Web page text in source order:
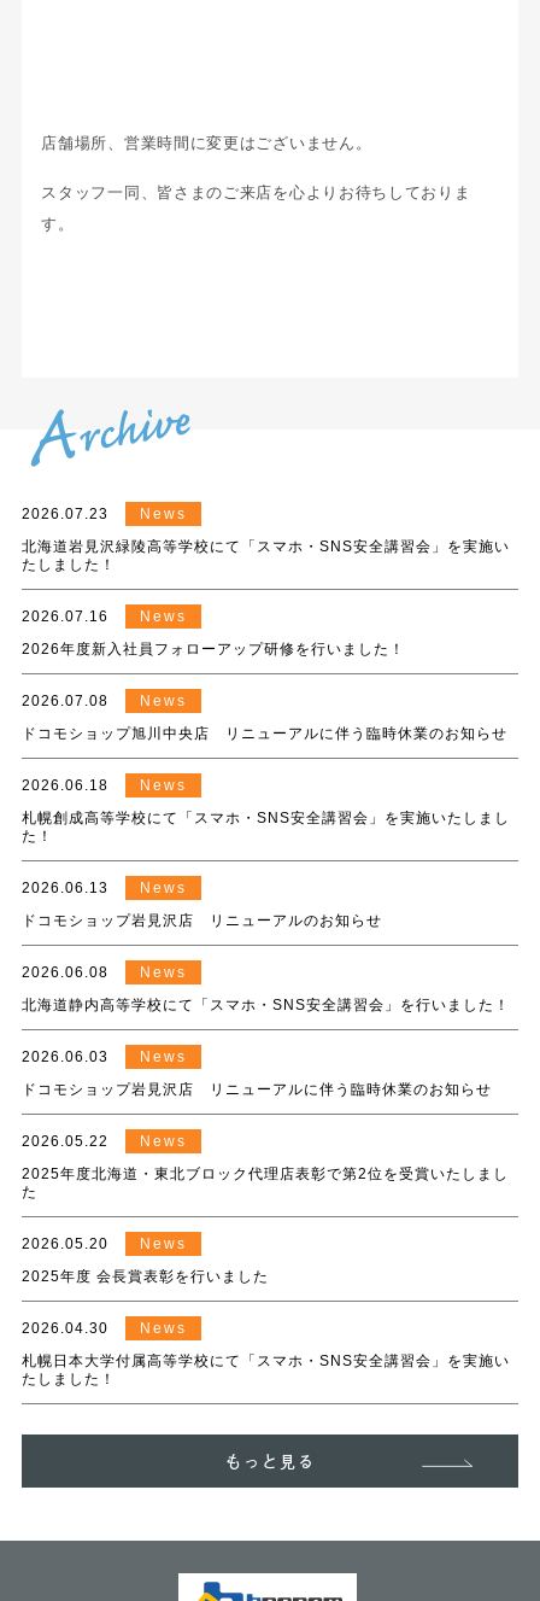
店舗場所、営業時間に変更はございません。
スタッフ一同、皆さまのご来店を心よりお待ちしておりま
す。
2026.07.23
News
北海道岩見沢緑陵高等学校にて「スマホ・SNS安全講習会」を実施い
たしました！
2026.07.16
News
2026年度新入社員フォローアップ研修を行いました！
2026.07.08
News
ドコモショップ旭川中央店 リニューアルに伴う臨時休業のお知らせ
2026.06.18
News
札幌創成高等学校にて「スマホ・SNS安全講習会」を実施いたしまし
た！
2026.06.13
News
ドコモショップ岩見沢店 リニューアルのお知らせ
2026.06.08
News
北海道静内高等学校にて「スマホ・SNS安全講習会」を行いました！
2026.06.03
News
ドコモショップ岩見沢店 リニューアルに伴う臨時休業のお知らせ
2026.05.22
News
2025年度北海道・東北ブロック代理店表彰で第2位を受賞いたしまし
た
2026.05.20
News
2025年度 会長賞表彰を行いました
2026.04.30
News
札幌日本大学付属高等学校にて「スマホ・SNS安全講習会」を実施い
たしました！
もっと見る